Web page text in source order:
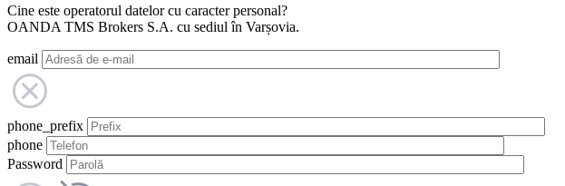
Cine este operatorul datelor cu caracter personal?
OANDA TMS Brokers S.A. cu sediul în Varșovia.
email
phone_prefix
phone
Password